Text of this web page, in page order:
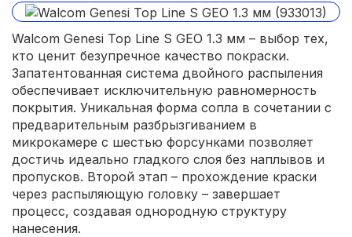
Walcom Genesi Top Line S GEO 1.3 мм – выбор тех,
кто ценит безупречное качество покраски.
Запатентованная система двойного распыления
обеспечивает исключительную равномерность
покрытия. Уникальная форма сопла в сочетании с
предварительным разбрызгиванием в
микрокамере с шестью форсунками позволяет
достичь идеально гладкого слоя без наплывов и
пропусков. Второй этап – прохождение краски
через распыляющую головку – завершает
процесс, создавая однородную структуру
нанесения.